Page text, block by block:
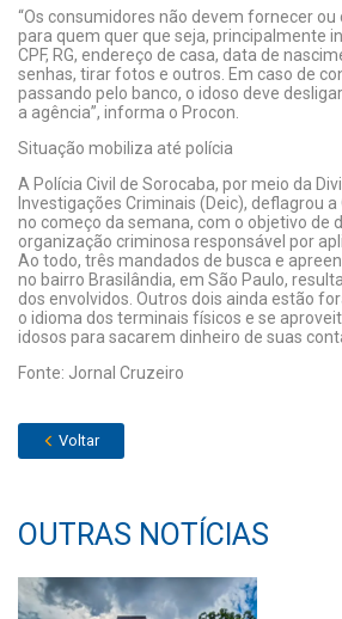
“Os consumidores não devem fornecer
para quem quer que seja, principalmente
CPF, RG, endereço de casa, data de
senhas, tirar fotos e outros. Em caso de
passando pelo banco, o idoso deve
a agência”, informa o Procon.
Situação mobiliza até polícia
A Polícia Civil de Sorocaba, por meio da
Investigações Criminais (Deic), deflagrou
no começo da semana, com o objetivo de
organização criminosa responsável por
Ao todo, três mandados de busca e
no bairro Brasilândia, em São Paulo,
dos envolvidos. Outros dois ainda estão
o idioma dos terminais físicos e se
idosos para sacarem dinheiro de suas
Fonte: Jornal Cruzeiro
Voltar
OUTRAS NOTÍCIAS